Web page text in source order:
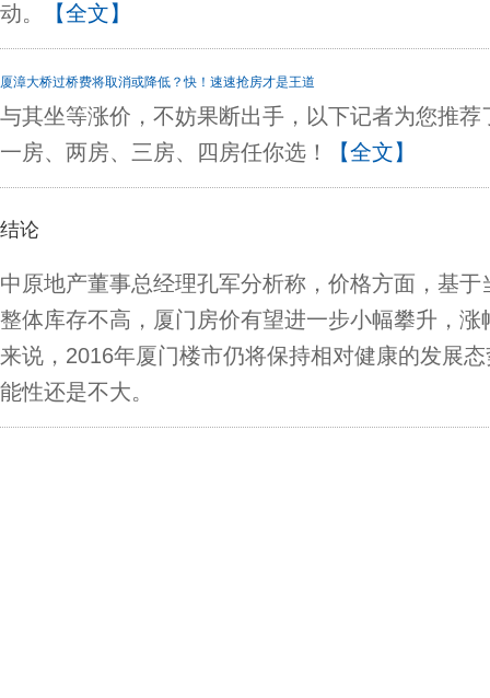
动。
【全文】
厦漳大桥过桥费将取消或降低？快！速速抢房才是王道
与其坐等涨价，不妨果断出手，以下记者为您推
一房、两房、三房、四房任你选！
【全文】
结论
中原地产董事总经理孔军分析称，价格方面，基于
整体库存不高，厦门房价有望进一步小幅攀升，
来说，2016年厦门楼市仍将保持相对健康的发展态
能性还是不大。